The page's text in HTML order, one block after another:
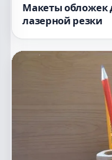
Макеты обложек
лазерной резки